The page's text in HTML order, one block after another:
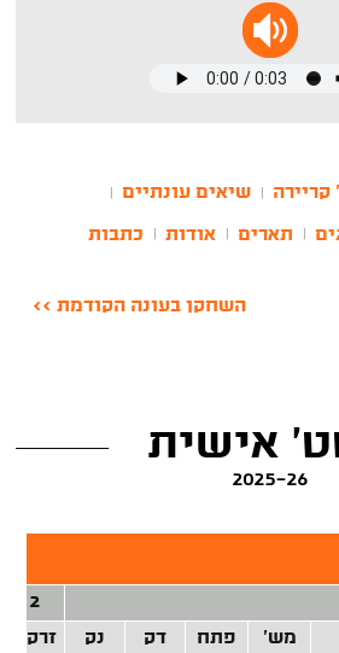
שיאים עונתיים
תארים אודות כתבות
השחקן בעונה הקודמת >>
אישית
2025-26
2 נק'
מש'
פתח דק נק זרק/